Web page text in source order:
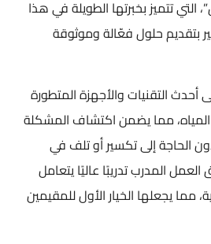
تتميز بخبرتها الطويلة في هذا
بتقديم حلول فعّالة وموثوقة
أحدث التقنيات والأجهزة المتطورة
مما يضمن اكتشاف المشكلة
إلى تكسير أو تلف في
المدرب تدريبًا عاليًا يتعامل
مما يجعلها الخيار الأول للمقيمين